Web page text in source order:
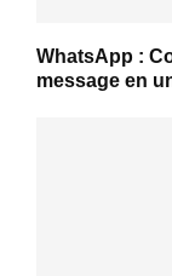
WhatsApp :
message en